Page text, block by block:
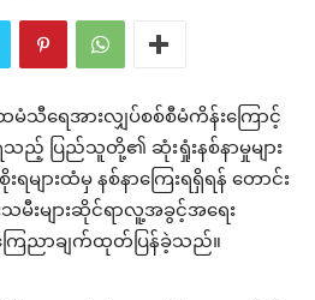
ထမံသီရေအားလျှပ်စစ်စီမံကိန်းကြောင့်
သည့် ပြည်သူတို့၏ ဆုံးရှုံးနစ်နာမှုများ
များထံမှ နစ်နာကြေးရရှိရန် တောင်း
းများဆိုင်ရာလူ့အခွင့်အရေး
ြေညာချက်ထုတ်ပြန်ခဲ့သည်။